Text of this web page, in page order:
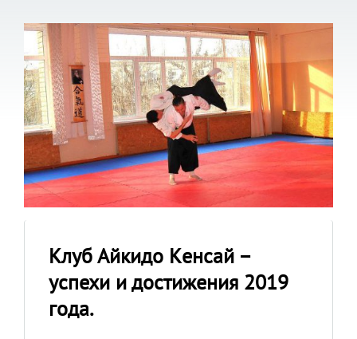
Клуб Айкидо Kенсай –
успехи и достижения 2019
года.